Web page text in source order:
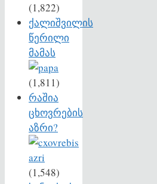
(1,822)
ქალიშვილის
წერილი
მამას
(1,811)
რაშია
ცხოვრების
აზრი?
(1,548)